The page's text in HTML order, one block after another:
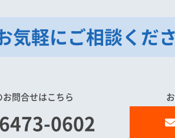
気軽にご相談くださ
お問合せはこちら
0602